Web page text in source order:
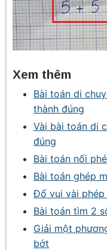
Xem thêm
Bài toán di
thành đúng
Vài bài toán di
đúng
Bài toán nối
Bài toán ghép
Đố vui vài phép
Bài toán tìm 2
Giải một
bớt